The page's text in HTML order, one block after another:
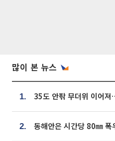
많이 본 뉴스
1.
2.